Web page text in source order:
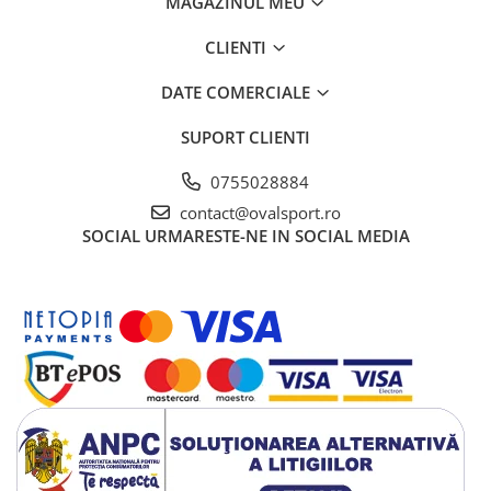
CLIENTI
DATE COMERCIALE
SUPORT CLIENTI
0755028884
contact@ovalsport.ro
SOCIAL URMARESTE-NE IN SOCIAL MEDIA